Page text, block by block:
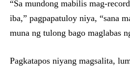
“Sa mundong mabilis mag-
iba,” pagpapatuloy niya, “sana
muna ng tulong bago maglabas
Pagkatapos niyang magsalita,